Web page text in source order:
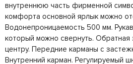
внутреннюю часть фирменной
комфорта основной ярлык можно
Водонепроницаемость 500 мм.
который можно свернуть. Обратная
центру. Передние карманы с
Внутренний карман. Регулируемый